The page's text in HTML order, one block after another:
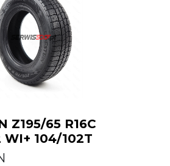
Z195/65 R16C
WI+ 104/102T